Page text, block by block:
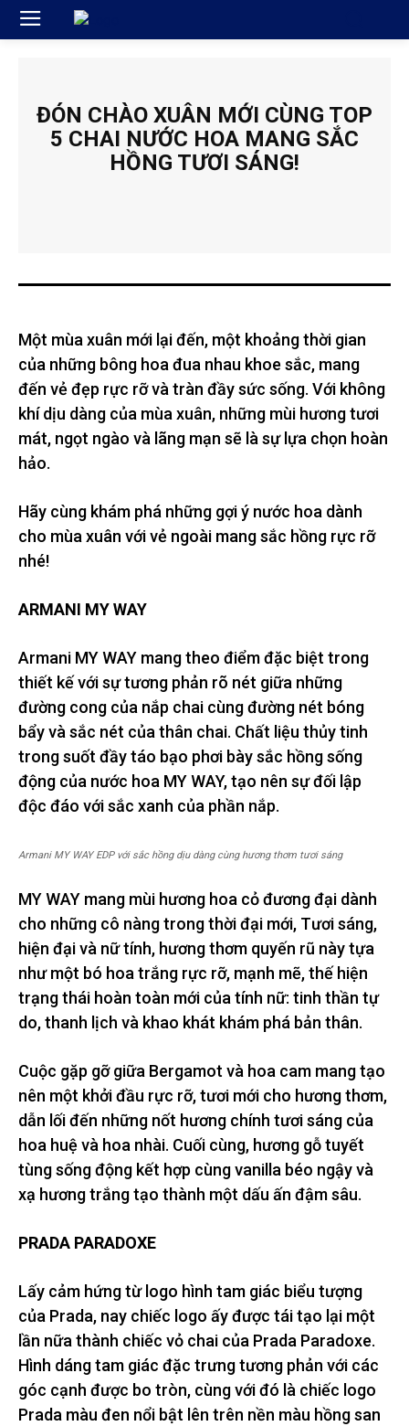
ĐÓN CHÀO XUÂN MỚI CÙNG TOP
5 CHAI NƯỚC HOA MANG SẮC
HỒNG TƯƠI SÁNG!
Một mùa xuân mới lại đến, một khoảng thời gian
của những bông hoa đua nhau khoe sắc, mang
đến vẻ đẹp rực rỡ và tràn đầy sức sống. Với không
khí dịu dàng của mùa xuân, những mùi hương tươi
mát, ngọt ngào và lãng mạn sẽ là sự lựa chọn hoàn
hảo.
Hãy cùng khám phá những gợi ý nước hoa dành
cho mùa xuân với vẻ ngoài mang sắc hồng rực rỡ
nhé!
ARMANI MY WAY
Armani MY WAY mang theo điểm đặc biệt trong
thiết kế với sự tương phản rõ nét giữa những
đường cong của nắp chai cùng đường nét bóng
bẩy và sắc nét của thân chai. Chất liệu thủy tinh
trong suốt đầy táo bạo phơi bày sắc hồng sống
động của nước hoa MY WAY, tạo nên sự đối lập
độc đáo với sắc xanh của phần nắp.
Armani MY WAY EDP với sắc hồng dịu dàng cùng hương thơm tươi sáng
MY WAY mang mùi hương hoa cỏ đương đại dành
cho những cô nàng trong thời đại mới, Tươi sáng,
hiện đại và nữ tính, hương thơm quyến rũ này tựa
như một bó hoa trắng rực rỡ, mạnh mẽ, thế hiện
trạng thái hoàn toàn mới của tính nữ: tinh thần tự
do, thanh lịch và khao khát khám phá bản thân.
Cuộc gặp gỡ giữa Bergamot và hoa cam mang tạo
nên một khởi đầu rực rỡ, tươi mới cho hương thơm,
dẫn lối đến những nốt hương chính tươi sáng của
hoa huệ và hoa nhài. Cuối cùng, hương gỗ tuyết
tùng sống động kết hợp cùng vanilla béo ngậy và
xạ hương trắng tạo thành một dấu ấn đậm sâu.
PRADA PARADOXE
Lấy cảm hứng từ logo hình tam giác biểu tượng
của Prada, nay chiếc logo ấy được tái tạo lại một
lần nữa thành chiếc vỏ chai của Prada Paradoxe.
Hình dáng tam giác đặc trưng tương phản với các
góc cạnh được bo tròn, cùng với đó là chiếc logo
Prada màu đen nổi bật lên trên nền màu hồng san